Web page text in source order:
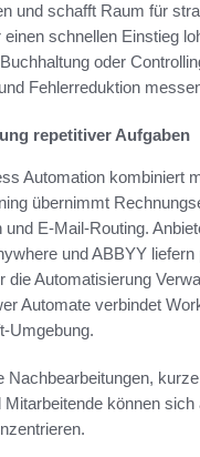
und schafft Raum für
einen schnellen Einstieg
oder
Fehlerreduktion
repetitiver Aufgaben
Automation kombiniert
übernimmt
und E-Mail-Routing.
und ABBYY
die Automatisierung
Automate verbindet
Umgebung.
Nachbearbeitungen,
Mitarbeitende können